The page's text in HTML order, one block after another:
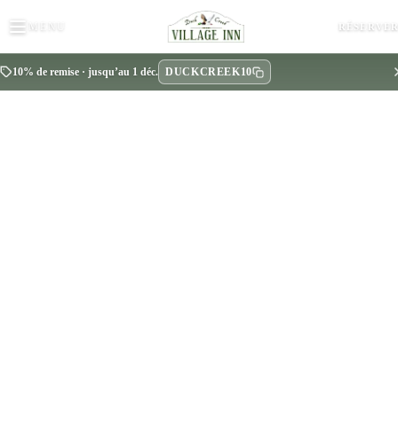
MENU RÉSERVER
10% de remise · jusqu’au 1 déc. DUCKCREEK10